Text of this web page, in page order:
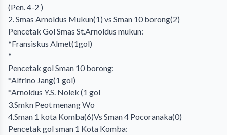
(Pen. 4-2 )
2. Smas Arnoldus Mukun(1) vs Sman 10 borong(2)
Pencetak Gol Smas St.Arnoldus mukun:
*Fransiskus Almet(1gol)
*
Pencetak gol Sman 10 borong:
*Alfrino Jang(1 gol)
*Arnoldus Y.S. Nolek (1 gol
3.Smkn Peot menang Wo
4.Sman 1 kota Komba(6)Vs Sman 4 Pocoranaka(0)
Pencetak gol sman 1 Kota Komba: